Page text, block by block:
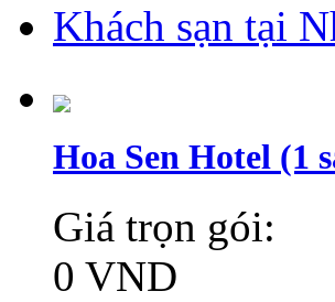
Khách sạn tại
Hoa Sen Hotel (1
Giá trọn gói:
0 VND